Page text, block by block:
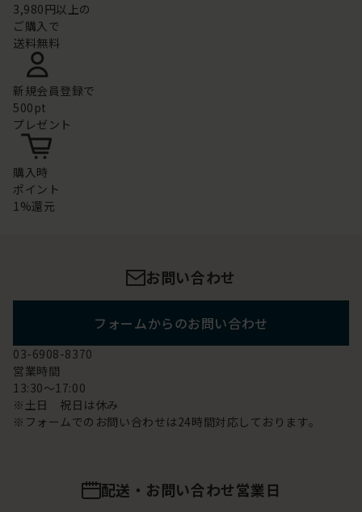
3,980円以上の
ご購入で
送料無料
新規会員登録で
500pt
プレゼント
購入時
ポイント
1%還元
お問い合わせ
フォームからのお問い合わせ
03-6908-8370
営業時間
13:30～17:00
※土日 祝日は休み
※フォームでのお問い合わせは24時間対応しております。
配送・お問い合わせ営業日